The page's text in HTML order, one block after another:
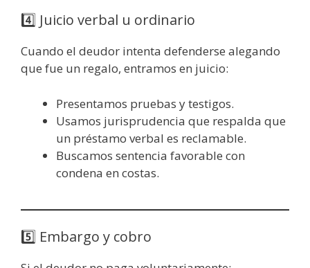
4️⃣ Juicio verbal u ordinario
Cuando el deudor intenta defenderse alegando
que fue un regalo, entramos en juicio:
Presentamos pruebas y testigos.
Usamos jurisprudencia que respalda que
un préstamo verbal es reclamable.
Buscamos sentencia favorable con
condena en costas.
5️⃣ Embargo y cobro